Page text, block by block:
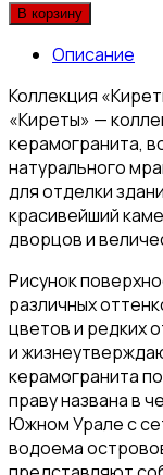
В корзину
Описание
Коллекция
«Киреты» —
керамогранита,
натурального
для отделки
красивейший
дворцов и
Рисунок
различных
цветов и редких
и
керамогранита
праву названа в
Южном Урале с
водоема